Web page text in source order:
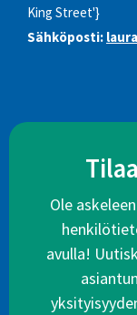
King Street'}
Sähköposti:
Ole
avulla!